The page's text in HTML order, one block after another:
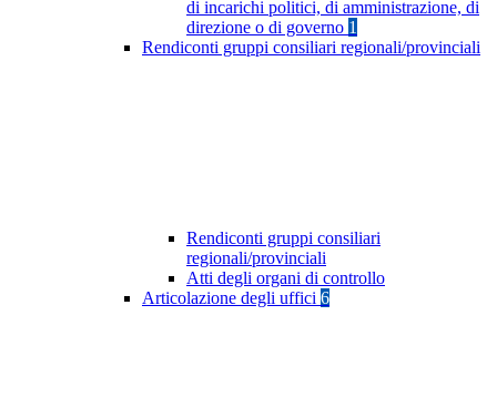
di incarichi politici, di amministrazione, di
direzione o di governo 1
Rendiconti gruppi consiliari regionali/provinciali
Rendiconti gruppi consiliari
regionali/provinciali
Atti degli organi di controllo
Articolazione degli uffici 6